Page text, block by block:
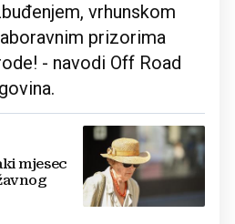
vrhunskom
prizorima
- navodi Off Road
mjesec